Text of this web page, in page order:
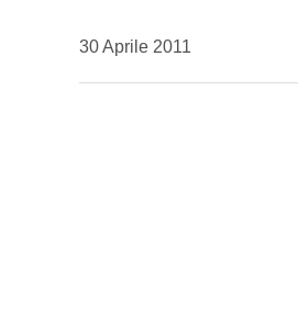
da
30 Aprile 2011